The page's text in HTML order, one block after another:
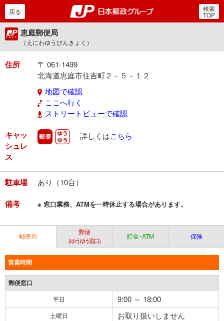
郵便局・日本郵政グルー
戻る 検索
TOP
恵庭郵便局
（えにわゆうびんきょく）
住所
〒 061-1499
北海道恵庭市住吉町２－５－１２
地図で確認
ここへ行く
ストリートビューで確認
キャッ
シュレ
ス
郵便 ゆうゆう
詳しくはこちら
駐車場 あり（10台）
備考 ※ 窓口業務、ATMを一時休止する場合があります。
郵便局
郵便
（ゆうゆう窓口）
貯金･ATM 保険
営業時間
郵便窓口
平日 9:00 ～ 18:00
土曜日 お取り扱いしません